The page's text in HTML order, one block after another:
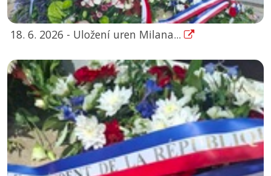
18. 6. 2026 - Uložení uren Milana...